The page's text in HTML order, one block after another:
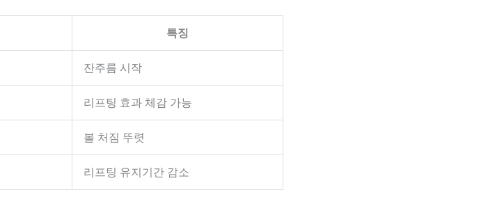
특징
잔주름 시작
리프팅 효과 체감 가능
볼 처짐 뚜렷
리프팅 유지기간 감소